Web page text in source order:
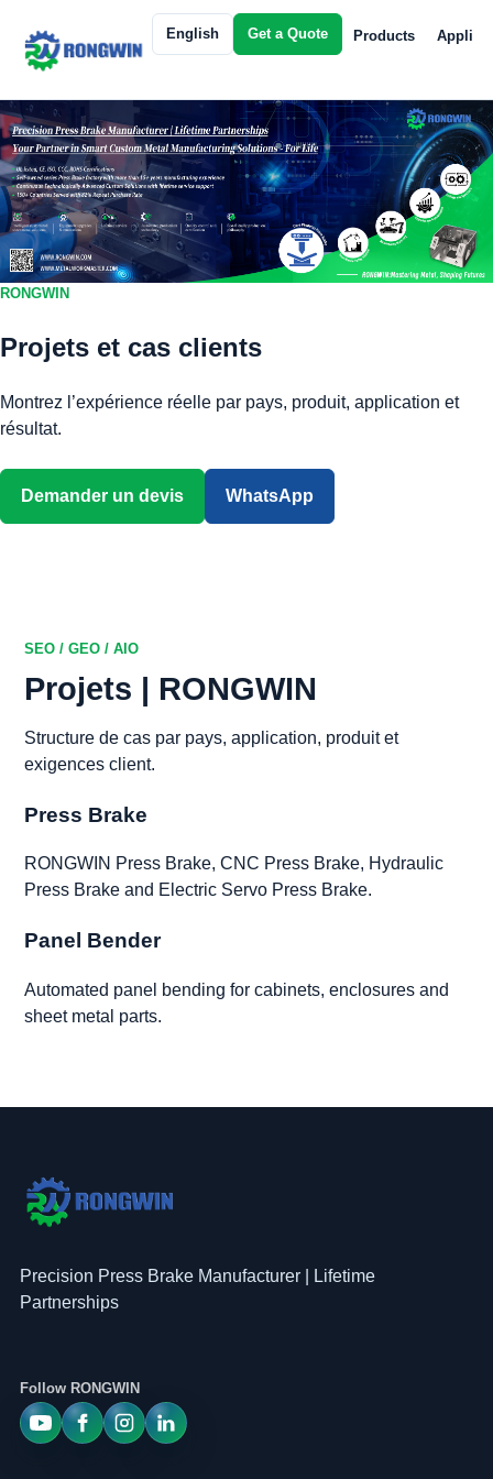
Products
English Get a Quote
RONGWIN
Projets et cas clients
Montrez l’expérience réelle par pays, produit, application et
résultat.
Demander un devis WhatsApp
SEO / GEO / AIO
Projets | RONGWIN
Structure de cas par pays, application, produit et
exigences client.
Press Brake
RONGWIN Press Brake, CNC Press Brake, Hydraulic
Press Brake and Electric Servo Press Brake.
Panel Bender
Automated panel bending for cabinets, enclosures and
sheet metal parts.
Precision Press Brake Manufacturer | Lifetime
Partnerships
Follow RONGWIN